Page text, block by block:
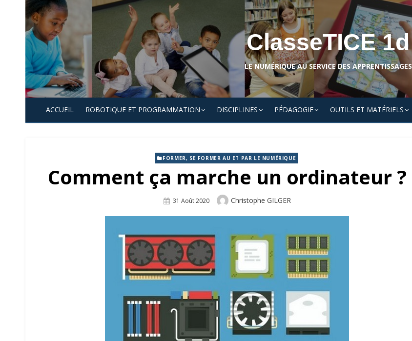
Skip
to
content
ClasseTICE 1d
LE NUMÉRIQUE AU SERVICE DES APPRENTISSAGES
ACCUEIL ROBOTIQUE ET PROGRAMMATION DISCIPLINES PÉDAGOGIE OUTILS ET MATÉRIELS
FORMER, SE FORMER AU ET PAR LE NUMÉRIQUE
Comment ça marche un ordinateur ?
Posted
31 Août 2020 Author
Christophe GILGER